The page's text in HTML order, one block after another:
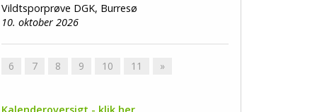
Vildtsporprøve DGK, Burresø
10. oktober 2026
6 7 8 9 10 11 »